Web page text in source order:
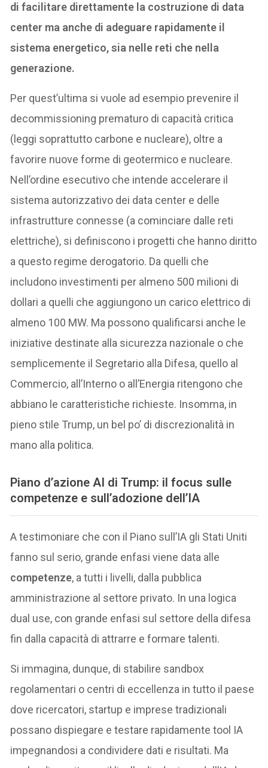
di facilitare direttamente la costruzione di data
center ma anche di adeguare rapidamente il
sistema energetico, sia nelle reti che nella
generazione.
Per quest’ultima si vuole ad esempio prevenire il
decommissioning prematuro di capacità critica
(leggi soprattutto carbone e nucleare), oltre a
favorire nuove forme di geotermico e nucleare.
Nell’ordine esecutivo che intende accelerare il
sistema autorizzativo dei data center e delle
infrastrutture connesse (a cominciare dalle reti
elettriche), si definiscono i progetti che hanno diritto
a questo regime derogatorio. Da quelli che
includono investimenti per almeno 500 milioni di
dollari a quelli che aggiungono un carico elettrico di
almeno 100 MW. Ma possono qualificarsi anche le
iniziative destinate alla sicurezza nazionale o che
semplicemente il Segretario alla Difesa, quello al
Commercio, all’Interno o all’Energia ritengono che
abbiano le caratteristiche richieste. Insomma, in
pieno stile Trump, un bel po’ di discrezionalità in
mano alla politica.
Piano d’azione AI di Trump: il focus sulle
competenze e sull’adozione dell’IA
A testimoniare che con il Piano sull’IA gli Stati Uniti
fanno sul serio, grande enfasi viene data alle
competenze, a tutti i livelli, dalla pubblica
amministrazione al settore privato. In una logica
dual use, con grande enfasi sul settore della difesa
fin dalla capacità di attrarre e formare talenti.
Si immagina, dunque, di stabilire sandbox
regolamentari o centri di eccellenza in tutto il paese
dove ricercatori, startup e imprese tradizionali
possano dispiegare e testare rapidamente tool IA
impegnandosi a condividere dati e risultati. Ma